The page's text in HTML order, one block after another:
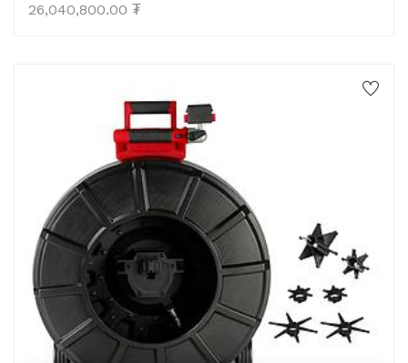
26,040,800.00 ₮